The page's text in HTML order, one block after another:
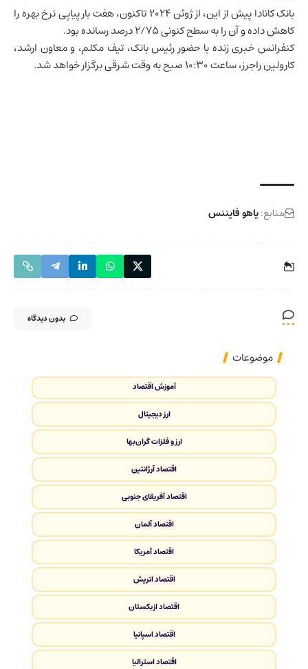
بانک کانادا پیش از این، از ژوئن ۲۰۲۴ تاکنون، هفت بار پیاپی نرخ بهره را
کاهش داده و آن را به سطح کنونی ۲/۷۵ درصد رسانده بود.
کنفرانس خبری زنده با حضور رئیس بانک، تیف مکلم، و معاون ارشد،
کارولین راجرز، ساعت ۱۰:۳۰ صبح به وقت شرقی برگزار خواهد شد.
منابع:یاهو فایننس
بدون دیدگاه
موضوعات
آموزش اقتصاد
ارز دیجیتال
ارز و فلزات گران‌بها
اقتصاد آرژانتین
اقتصاد آفریقای جنوبی
اقتصاد آلمان
اقتصاد آمریکا
اقتصاد اتریش
اقتصاد ازبکستان
اقتصاد اسپانیا
اقتصاد استرالیا